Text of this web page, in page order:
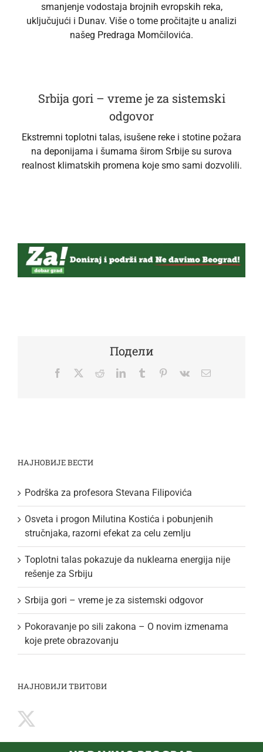
smanjenje vodostaja brojnih evropskih reka,
uključujući i Dunav. Više o tome pročitajte u analizi
našeg Predraga Momčilovića.
Srbija gori – vreme je za sistemski
odgovor
Ekstremni toplotni talas, isušene reke i stotine požara
na deponijama i šumama širom Srbije su surova
realnost klimatskih promena koje smo sami dozvolili.
Подели
Facebook
TwitterRedditLinkedInTumblr Pinterest
Vk Email
НАЈНОВИЈЕ ВЕСТИ
Podrška za profesora Stevana Filipovića
Osveta i progon Milutina Kostića i pobunjenih
stručnjaka, razorni efekat za celu zemlju
Toplotni talas pokazuje da nuklearna energija nije
rešenje za Srbiju
Srbija gori – vreme je za sistemski odgovor
Pokoravanje po sili zakona – O novim izmenama
koje prete obrazovanju
НАЈНОВИЈИ ТВИТОВИ